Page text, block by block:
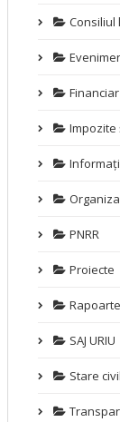
Consiliul
Impozite
PNRR
Proiecte
SAJ URIU
Stare